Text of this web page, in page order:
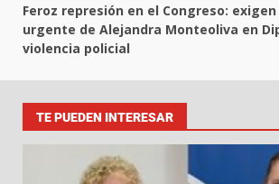
Feroz represión en el Congreso:
urgente de Alejandra Monteoliva en
violencia policial
TE PUEDEN INTERESAR